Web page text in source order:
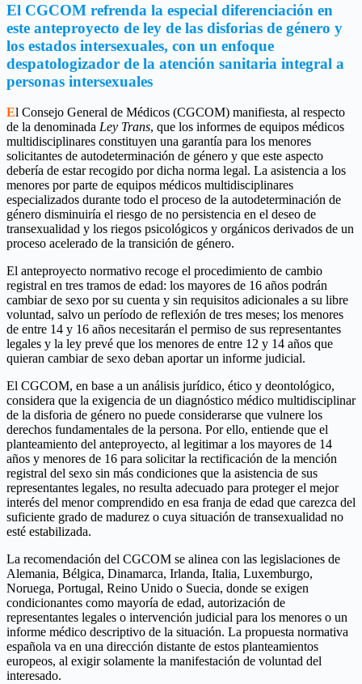
El CGCOM refrenda la especial diferenciación en
este anteproyecto de ley de las disforias de género y
los estados intersexuales, con un enfoque
despatologizador de la atención sanitaria integral a
personas intersexuales
El Consejo General de Médicos (CGCOM) manifiesta, al respecto
de la denominada Ley Trans, que los informes de equipos médicos
multidisciplinares constituyen una garantía para los menores
solicitantes de autodeterminación de género y que este aspecto
debería de estar recogido por dicha norma legal. La asistencia a los
menores por parte de equipos médicos multidisciplinares
especializados durante todo el proceso de la autodeterminación de
género disminuiría el riesgo de no persistencia en el deseo de
transexualidad y los riegos psicológicos y orgánicos derivados de un
proceso acelerado de la transición de género.
El anteproyecto normativo recoge el procedimiento de cambio
registral en tres tramos de edad: los mayores de 16 años podrán
cambiar de sexo por su cuenta y sin requisitos adicionales a su libre
voluntad, salvo un período de reflexión de tres meses; los menores
de entre 14 y 16 años necesitarán el permiso de sus representantes
legales y la ley prevé que los menores de entre 12 y 14 años que
quieran cambiar de sexo deban aportar un informe judicial.
El CGCOM, en base a un análisis jurídico, ético y deontológico,
considera que la exigencia de un diagnóstico médico multidisciplinar
de la disforia de género no puede considerarse que vulnere los
derechos fundamentales de la persona. Por ello, entiende que el
planteamiento del anteproyecto, al legitimar a los mayores de 14
años y menores de 16 para solicitar la rectificación de la mención
registral del sexo sin más condiciones que la asistencia de sus
representantes legales, no resulta adecuado para proteger el mejor
interés del menor comprendido en esa franja de edad que carezca del
suficiente grado de madurez o cuya situación de transexualidad no
esté estabilizada.
La recomendación del CGCOM se alinea con las legislaciones de
Alemania, Bélgica, Dinamarca, Irlanda, Italia, Luxemburgo,
Noruega, Portugal, Reino Unido o Suecia, donde se exigen
condicionantes como mayoría de edad, autorización de
representantes legales o intervención judicial para los menores o un
informe médico descriptivo de la situación. La propuesta normativa
española va en una dirección distante de estos planteamientos
europeos, al exigir solamente la manifestación de voluntad del
interesado.